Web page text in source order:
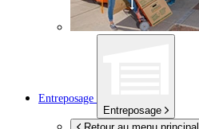
Entreposage
Entreposage